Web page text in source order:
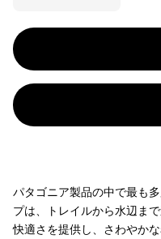
パタゴニア製品の中で最も
プは、トレイルから水辺ま
快適さを提供し、さわやか